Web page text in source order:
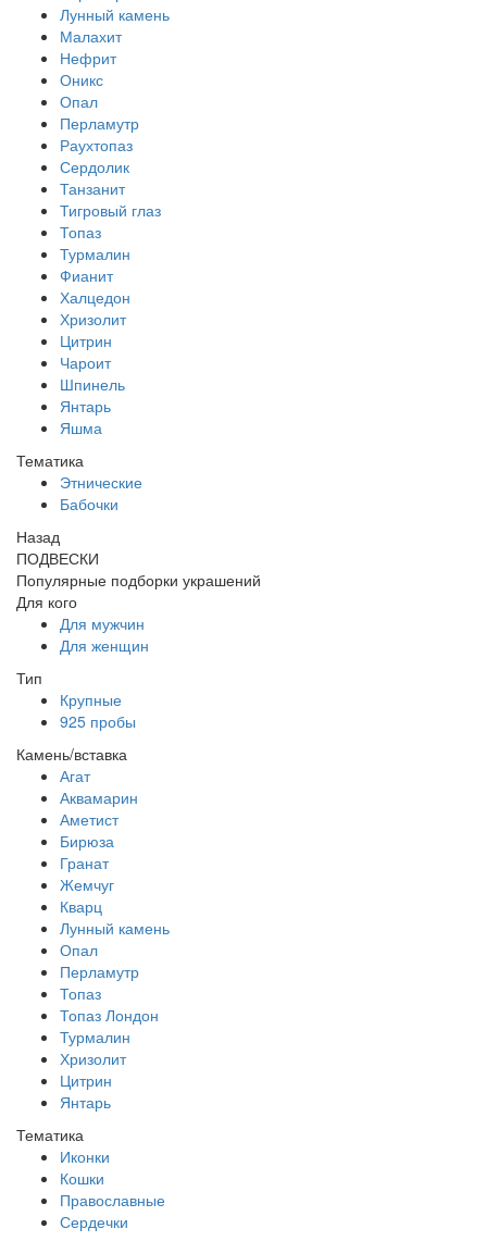
Лунный камень
Малахит
Нефрит
Оникс
Опал
Перламутр
Раухтопаз
Сердолик
Танзанит
Тигровый глаз
Топаз
Турмалин
Фианит
Халцедон
Хризолит
Цитрин
Чароит
Шпинель
Янтарь
Яшма
Тематика
Этнические
Бабочки
Назад
ПОДВЕСКИ
Популярные подборки украшений
Для кого
Для мужчин
Для женщин
Тип
Крупные
925 пробы
Камень/вставка
Агат
Аквамарин
Аметист
Бирюза
Гранат
Жемчуг
Кварц
Лунный камень
Опал
Перламутр
Топаз
Топаз Лондон
Турмалин
Хризолит
Цитрин
Янтарь
Тематика
Иконки
Кошки
Православные
Сердечки